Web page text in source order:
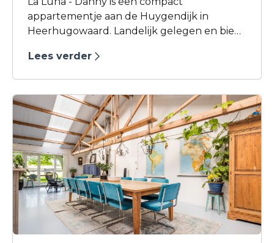
appartementje aan de Huygendijk in
Heerhugowaard. Landelijk gelegen en biedt
overnachten. Ideaal om de natuur en het
Lees verder